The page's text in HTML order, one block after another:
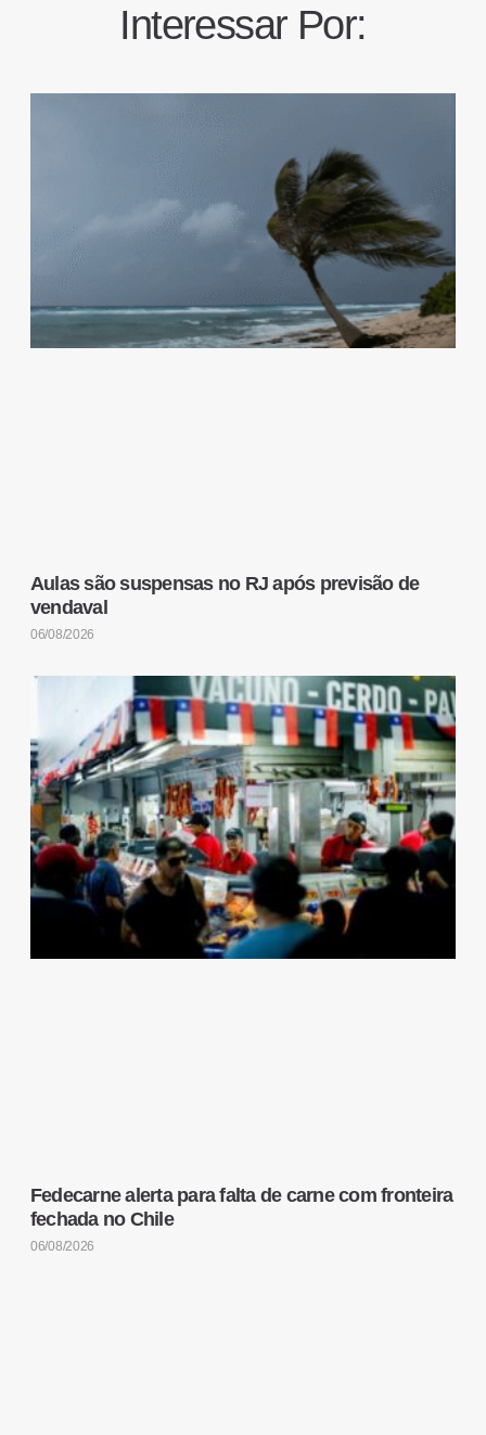
Interessar Por:
Aulas são suspensas no RJ após previsão de
vendaval
06/08/2026
Fedecarne alerta para falta de carne com fronteira
fechada no Chile
06/08/2026